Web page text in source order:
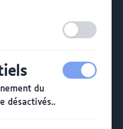
du
désactivés..